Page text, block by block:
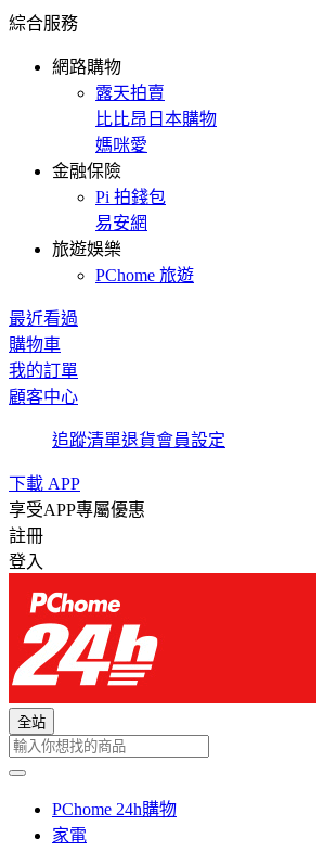
綜合服務
網路購物
露天拍賣
比比昂日本購物
媽咪愛
金融保險
Pi 拍錢包
易安網
旅遊娛樂
PChome 旅遊
最近看過
購物車
我的訂單
顧客中心
追蹤清單退貨會員設定
下載 APP
享受APP專屬優惠
註冊
登入
全站
PChome 24h購物
家電